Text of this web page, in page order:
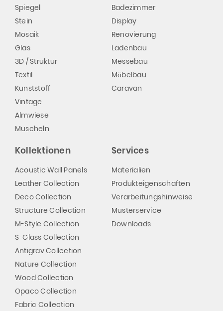
Spiegel
Stein
Mosaik
Glas
3D / Struktur
Textil
Kunststoff
Vintage
Almwiese
Muscheln
Badezimmer
Display
Renovierung
Ladenbau
Messebau
Möbelbau
Caravan
Kollektionen
Acoustic Wall Panels
Leather Collection
Deco Collection
Structure Collection
M-Style Collection
S-Glass Collection
Antigrav Collection
Nature Collection
Wood Collection
Opaco Collection
Fabric Collection
Services
Materialien
Produkteigenschaften
Verarbeitungshinweise
Musterservice
Downloads